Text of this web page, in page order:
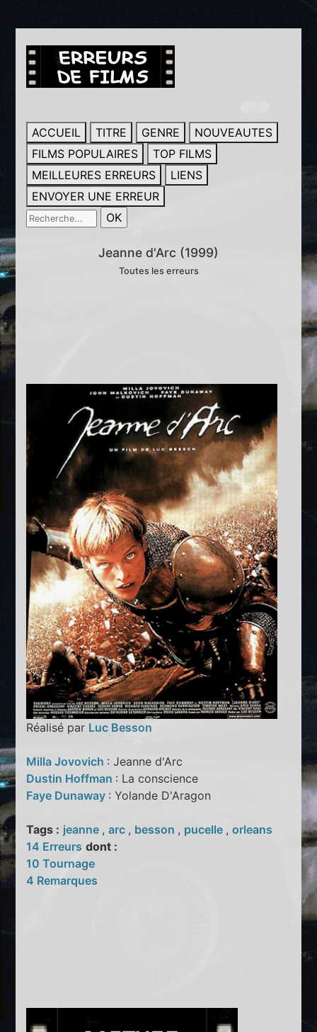
ACCUEIL TITRE GENRE
NOUVEAUTES
FILMS POPULAIRES
TOP FILMS
MEILLEURES ERREURS
LIENS
ENVOYER UNE ERREUR
Jeanne d'Arc (1999)
Toutes les erreurs
Réalisé par Luc Besson
Milla Jovovich : Jeanne d'Arc
Dustin Hoffman : La conscience
Faye Dunaway : Yolande D'Aragon
Tags : jeanne ,arc , besson , pucelle ,orleans
14 Erreurs dont :
10 Tournage
4 Remarques